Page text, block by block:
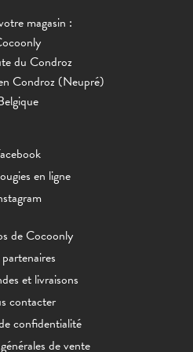
magasin :
du Condroz
Condroz (Neupré)
en ligne
de Cocoonly
et livraisons
contacter
confidentialité
de vente